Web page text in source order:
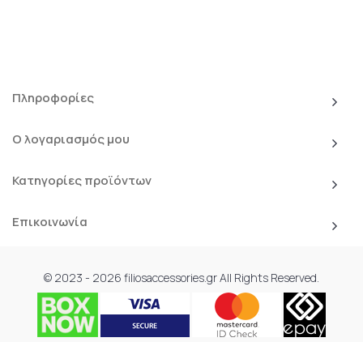
Πληροφορίες
Ο λογαριασμός μου
Κατηγορίες προϊόντων
Επικοινωνία
© 2023 - 2026 filiosaccessories.gr All Rights Reserved.